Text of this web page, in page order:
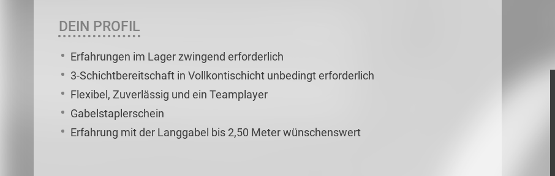
DEIN PROFIL
Erfahrungen im Lager zwingend erforderlich
3-Schichtbereitschaft in Vollkontischicht unbedingt erforderlich
Flexibel, Zuverlässig und ein Teamplayer
Gabelstaplerschein
Erfahrung mit der Langgabel bis 2,50 Meter wünschenswert